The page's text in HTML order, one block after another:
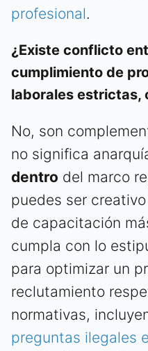
profesional.
¿Existe conflicto
cumplimiento de
laborales estrictas,
No, son
no significa
dentro del marco
puedes ser
de capacitación
cumpla con lo
para optimizar un
reclutamiento
normativas,
preguntas ilegales